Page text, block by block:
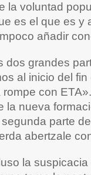
la voluntad
es el que es y
añadir
dos grandes
al inicio del
con
la nueva
parte
abertzale
la